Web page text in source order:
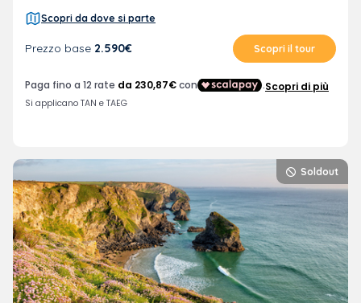
Scopri da dove si parte
Prezzo base 2.590€ Scopri il tour
Soldout